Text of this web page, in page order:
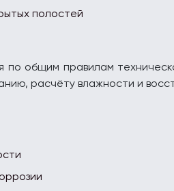
полостей
общим правилам
расчёту влажности и